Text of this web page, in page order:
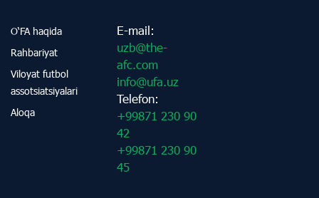
O‘FA haqida
Rahbariyat
Viloyat futbol
assotsiatsiyalari
Aloqa
E-mail:
uzb@the-
afc.com
info@ufa.uz
Telefon:
+99871 230 90
42
+99871 230 90
45